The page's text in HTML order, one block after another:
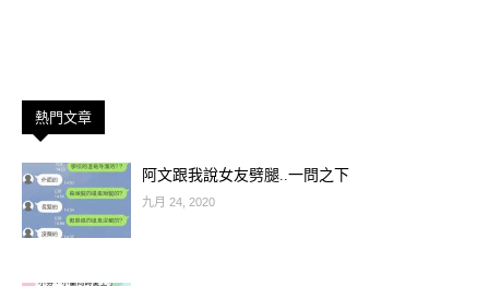
熱門文章
阿文跟我說女友劈腿..一問之下
九月 24, 2020